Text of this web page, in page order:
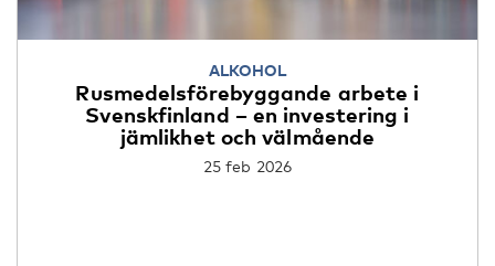
ALKOHOL
Rusmedelsförebyggande arbete i
Svenskfinland – en investering i
jämlikhet och välmående
25 feb 2026